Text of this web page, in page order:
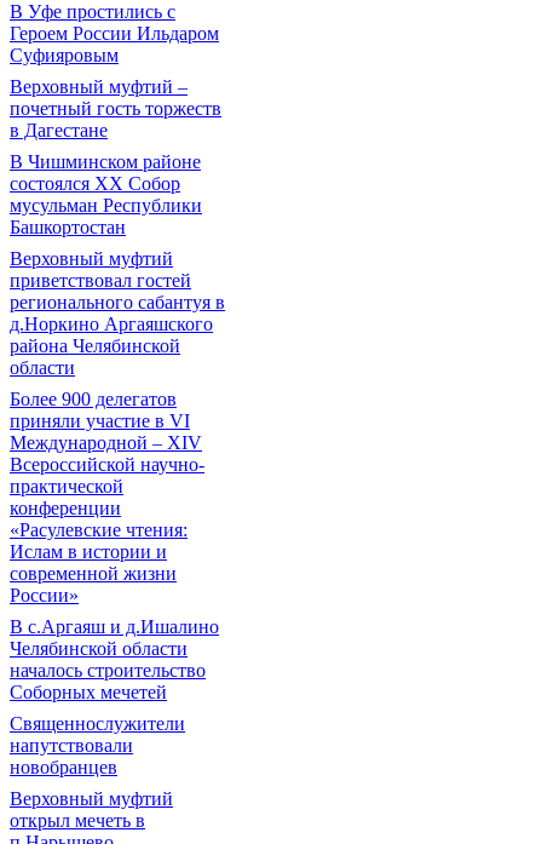
В Уфе простились с
Героем России Ильдаром
Суфияровым
Верховный муфтий –
почетный гость торжеств
в Дагестане
В Чишминском районе
состоялся XX Собор
мусульман Республики
Башкортостан
Верховный муфтий
приветствовал гостей
регионального сабантуя в
д.Норкино Аргаяшского
района Челябинской
области
Более 900 делегатов
приняли участие в VI
Международной – ХIV
Всероссийской научно-
практической
конференции
«Расулевские чтения:
Ислам в истории и
современной жизни
России»
В с.Аргаяш и д.Ишалино
Челябинской области
началось строительство
Соборных мечетей
Священнослужители
напутствовали
новобранцев
Верховный муфтий
открыл мечеть в